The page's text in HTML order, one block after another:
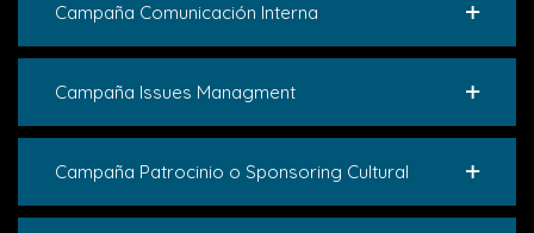
Campaña Comunicación Interna
Campaña Issues Managment
Campaña Patrocinio o Sponsoring Cultural